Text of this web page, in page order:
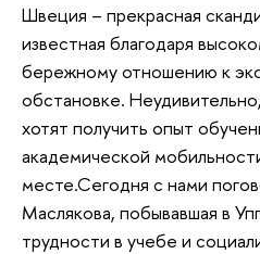
Швеция – прекрасная
известная благодаря
бережному отношению к
обстановке.
хотят получить опыт
академической
месте.Сегодня с нами
Маслякова, побывавшая в
трудности в учебе и